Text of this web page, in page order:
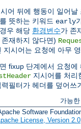
어 뒤에 행동이 일어
를 뜻하는 키워드 early
우 해당 환경변수가 존
재하지 않다면)
지시어는 요청에 아무
fixup 단계에서 요청에
지시어를 처리
필터가 헤더를 덮어쓰
가능
Software
License, Version 2.0